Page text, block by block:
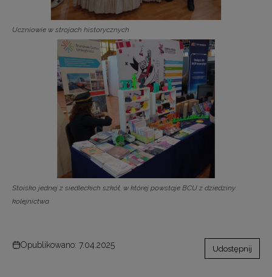
Uczniowie w strojach historycznych
Stoisko jednej z siedleckich szkół, w której powstaje BCU z dziedziny
kolejnictwa
Opublikowano: 7.04.2025 Udostępnij